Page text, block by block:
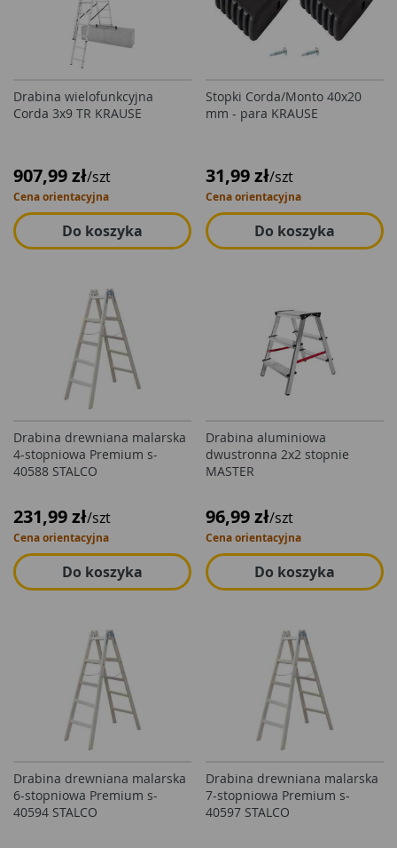
Drabina wielofunkcyjna
Corda 3x9 TR KRAUSE
907,99 zł/szt
Cena orientacyjna
Do koszyka
Stopki Corda/Monto 40x20
mm - para KRAUSE
31,99 zł/szt
Cena orientacyjna
Do koszyka
Drabina drewniana malarska
4-stopniowa Premium s-
40588 STALCO
231,99 zł/szt
Cena orientacyjna
Do koszyka
Drabina aluminiowa
dwustronna 2x2 stopnie
MASTER
96,99 zł/szt
Cena orientacyjna
Do koszyka
Drabina drewniana malarska
6-stopniowa Premium s-
40594 STALCO
Drabina drewniana malarska
7-stopniowa Premium s-
40597 STALCO